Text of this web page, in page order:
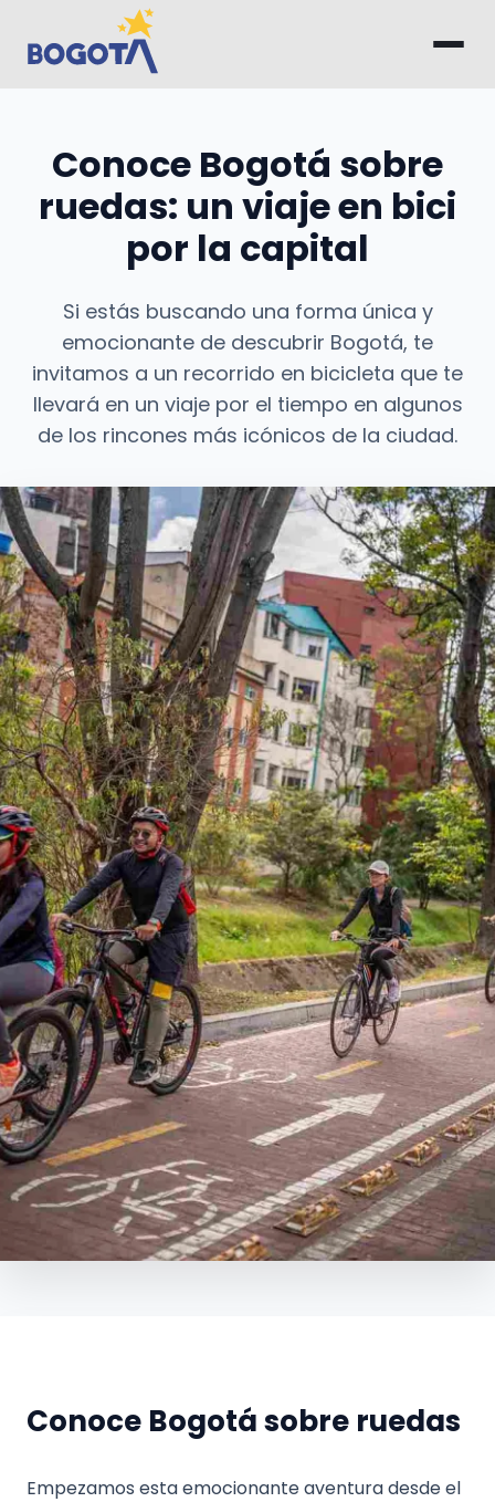
Saltar al contenido principal
Conoce Bogotá sobre
ruedas: un viaje en bici
por la capital
Si estás buscando una forma única y
emocionante de descubrir Bogotá, te
invitamos a un recorrido en bicicleta que te
llevará en un viaje por el tiempo en algunos
de los rincones más icónicos de la ciudad.
Conoce Bogotá sobre ruedas
Empezamos esta emocionante aventura desde el